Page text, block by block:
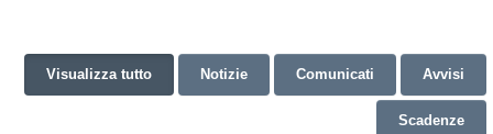
Visualizza tutto Notizie Comunicati Avvisi
Scadenze